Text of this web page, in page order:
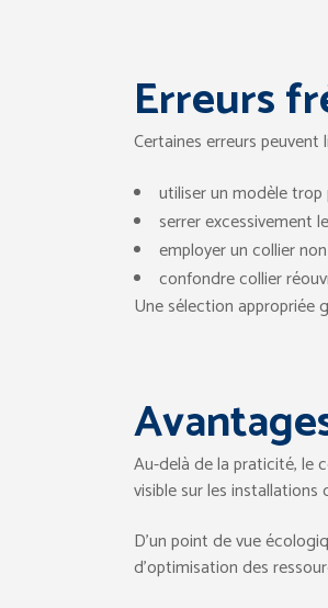
Erreurs
Certaines erreurs
utiliser un modèle
serrer excessivement
employer un collier
confondre collier
Une sélection appropriée
Au-delà de la praticité, le
visible sur les installations
D’un point de vue
d’optimisation des